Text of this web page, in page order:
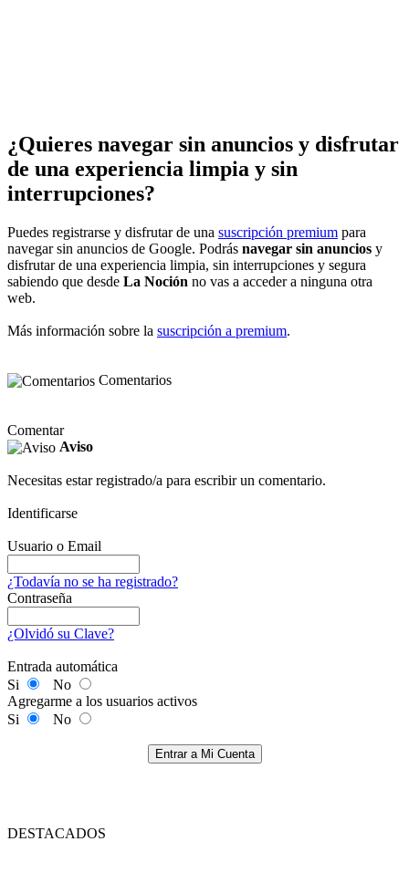
¿Quieres navegar sin anuncios y disfrutar
de una experiencia limpia y sin
interrupciones?
Puedes registrarse y disfrutar de una suscripción premium para
navegar sin anuncios de Google. Podrás navegar sin anuncios y
disfrutar de una experiencia limpia, sin interrupciones y segura
sabiendo que desde La Noción no vas a acceder a ninguna otra
web.
Más información sobre la suscripción a premium.
Comentarios
Comentar
Aviso
Necesitas estar registrado/a para escribir un comentario.
Identificarse
Usuario o Email
¿Todavía no se ha registrado?
Contraseña
¿Olvidó su Clave?
Entrada automática
Si
No
Agregarme a los usuarios activos
Si
No
Entrar a Mi Cuenta
DESTACADOS